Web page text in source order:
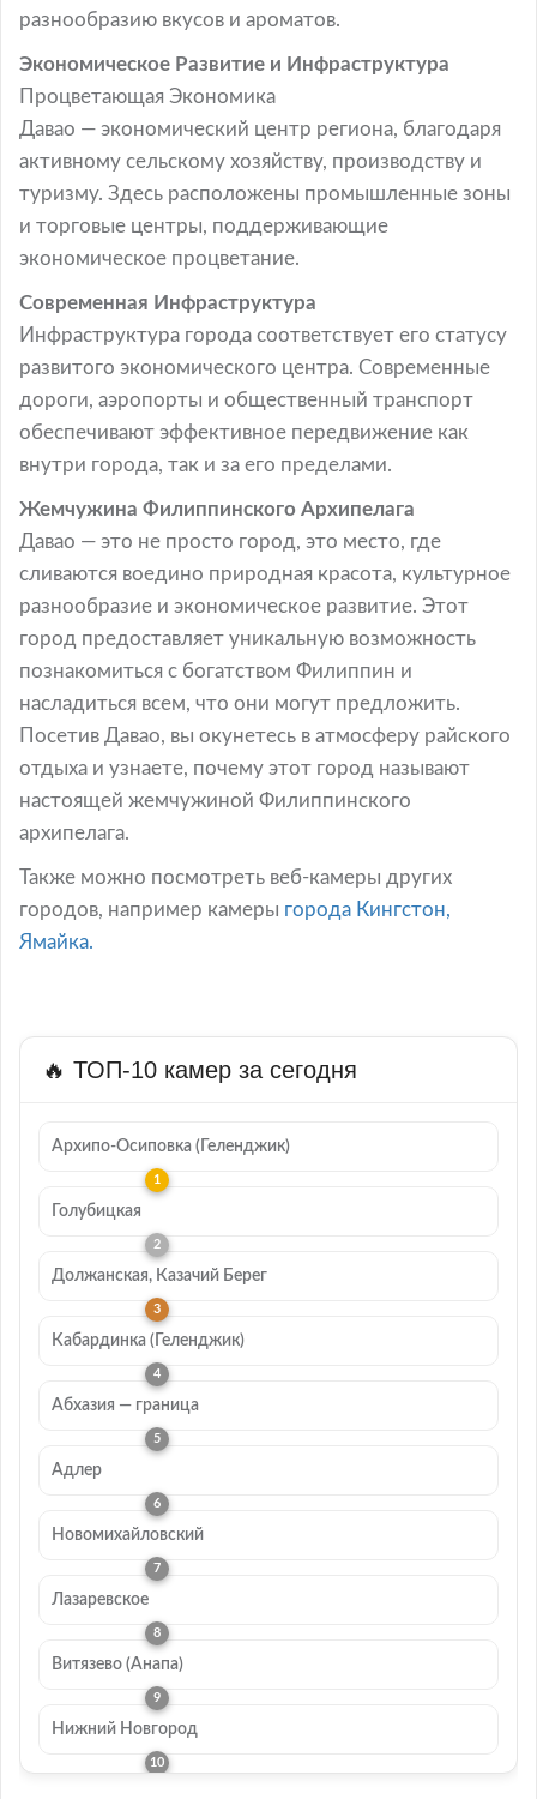
разнообразию вкусов и ароматов.
Экономическое Развитие и Инфраструктура
Процветающая Экономика
Давао — экономический центр региона, благодаря
активному сельскому хозяйству, производству и
туризму. Здесь расположены промышленные зоны
и торговые центры, поддерживающие
экономическое процветание.
Современная Инфраструктура
Инфраструктура города соответствует его статусу
развитого экономического центра. Современные
дороги, аэропорты и общественный транспорт
обеспечивают эффективное передвижение как
внутри города, так и за его пределами.
Жемчужина Филиппинского Архипелага
Давао — это не просто город, это место, где
сливаются воедино природная красота, культурное
разнообразие и экономическое развитие. Этот
город предоставляет уникальную возможность
познакомиться с богатством Филиппин и
насладиться всем, что они могут предложить.
Посетив Давао, вы окунетесь в атмосферу райского
отдыха и узнаете, почему этот город называют
настоящей жемчужиной Филиппинского
архипелага.
Также можно посмотреть веб-камеры других
городов, например камеры города Кингстон,
Ямайка.
🔥 ТОП-10 камер за сегодня
Архипо-Осиповка (Геленджик)
Голубицкая
Должанская, Казачий Берег
Кабардинка (Геленджик)
Абхазия — граница
Адлер
Новомихайловский
Лазаревское
Витязево (Анапа)
Нижний Новгород